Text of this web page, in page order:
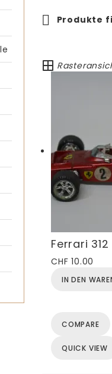
Produkte
Ferrari
CHF 10.00
IN DEN
COMPARE
QUICK VIEW